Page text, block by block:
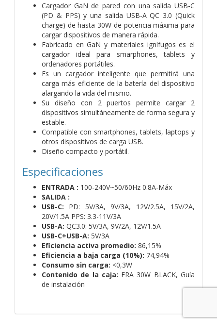
Cargador GaN de pared con una salida USB-C
(PD & PPS) y una salida USB-A QC 3.0 (Quick
charge) de hasta 30W de potencia máxima para
cargar dispositivos de manera rápida.
Fabricado en GaN y materiales ignífugos es el
cargador ideal para smarphones, tablets y
ordenadores portátiles.
Es un cargador inteligente que permitirá una
carga más eficiente de la batería del dispositivo
alargando la vida del mismo.
Su diseño con 2 puertos permite cargar 2
dispositivos simultáneamente de forma segura y
estable.
Compatible con smartphones, tablets, laptops y
otros dispositivos de carga USB.
Diseño compacto y portátil.
Especificaciones
ENTRADA : 100-240V~50/60Hz 0.8A-Máx
SALIDA :
USB-C: PD: 5V/3A, 9V/3A, 12V/2.5A, 15V/2A,
20V/1.5A PPS: 3.3-11V/3A
USB-A: QC3.0: 5V/3A, 9V/2A, 12V/1.5A
USB-C+USB-A: 5V/3A
Eficiencia activa promedio: 86,15%
Eficiencia a baja carga (10%): 74,94%
Consumo sin carga: <0,3W
Contenido de la caja: ERA 30W BLACK,Guía
de instalación